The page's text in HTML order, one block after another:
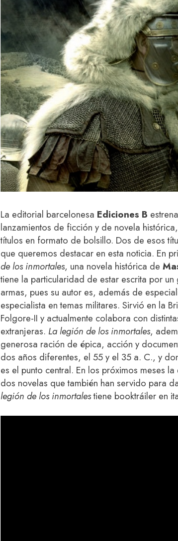
La editorial barcelonesa Ediciones B
lanzamientos de ficción y de novela
títulos en formato de bolsillo. Dos de esos
que queremos destacar en esta noticia. En
de los inmortales, una novela histórica de
tiene la particularidad de estar escrita por
armas, pues su autor es, además de
especialista en temas militares. Sirvió en la
Folgore-II y actualmente colabora con
extranjeras. La legión de los inmortales,
generosa ración de épica, acción y
dos años diferentes, el 55 y el 35 a. C., y
es el punto central. En los próximos meses
dos novelas que también han servido para
legión de los inmortalestiene booktráiler en